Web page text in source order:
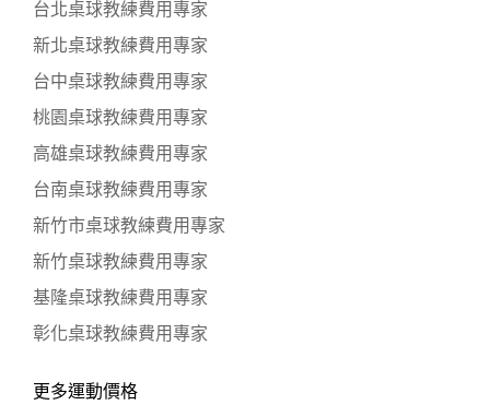
台北桌球教練費用專家
新北桌球教練費用專家
台中桌球教練費用專家
桃園桌球教練費用專家
高雄桌球教練費用專家
台南桌球教練費用專家
新竹市桌球教練費用專家
新竹桌球教練費用專家
基隆桌球教練費用專家
彰化桌球教練費用專家
更多運動價格